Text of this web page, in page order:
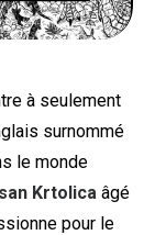
à seulement
surnommé
le monde
Krtolica âgé
pour le